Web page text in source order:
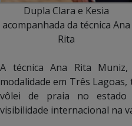
Dupla Clara e Kesia
acompanhada da técnica Ana
Rita
A técnica Ana Rita
modalidade em Três
vôlei de praia no
visibilidade internacional na